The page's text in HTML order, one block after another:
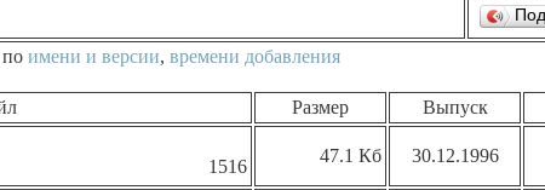
по имени и версии, времени добавления
Размер Выпуск
1516
47.1 Кб 30.12.1996